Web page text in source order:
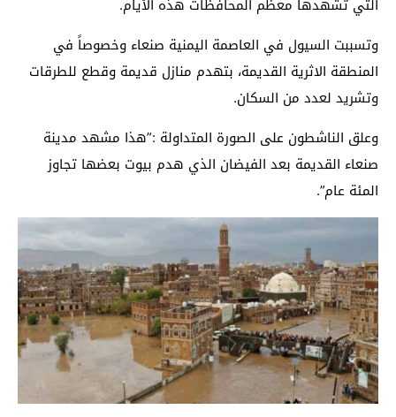
التي تشهدها معظم المحافظات هذه الأيام.
وتسببت السيول في العاصمة اليمنية صنعاء وخصوصاً في
المنطقة الاثرية القديمة، بتهدم منازل قديمة وقطع للطرقات
وتشريد لعدد من السكان.
وعلق الناشطون على الصورة المتداولة :”هذا مشهد مدينة
صنعاء القديمة بعد الفيضان الذي هدم بيوت بعضها تجاوز
المئة عام”.